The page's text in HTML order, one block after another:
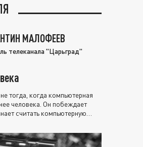
МАЛОФЕЕВ
телеканала "Царьград"
тогда, когда компьютерная
человека. Он побеждает
считать компьютерную